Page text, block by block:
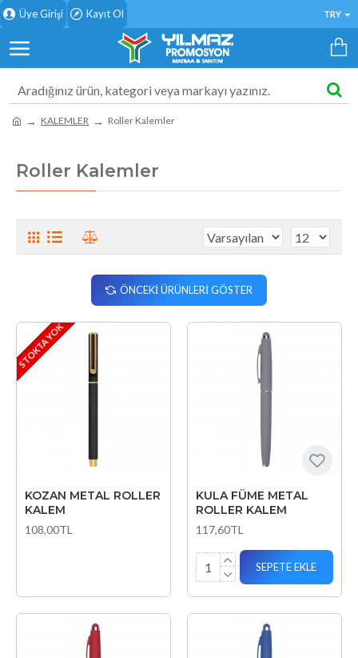
Üye Girişi Kayıt Ol TRY
KALEMLER Roller Kalemler
Roller Kalemler
ÖNCEKI ÜRÜNLERI GÖSTER
STOKTA YOK
KOZAN METAL ROLLER
KALEM
108,00TL
KULA FÜME METAL
ROLLER KALEM
117,60TL
SEPETE EKLE